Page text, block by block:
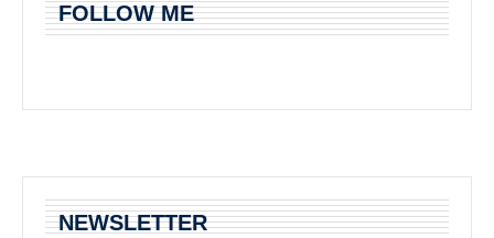
FOLLOW ME
NEWSLETTER